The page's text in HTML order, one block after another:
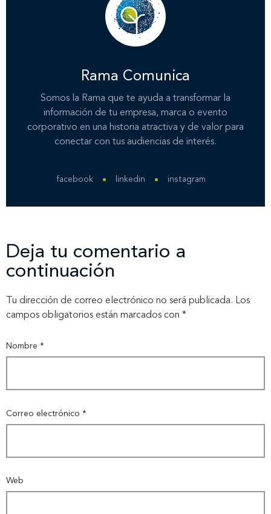
Nosotros
Nuestros servicios
Contáctanos
Rama Comunica
Somos la Rama que te ayuda a transformar la
información de tu empresa, marca o evento
corporativo en una historia atractiva y de valor para
conectar con tus audiencias de interés.
facebook linkedin instagram
Deja tu comentario a
continuación
Tu dirección de correo electrónico no será publicada. Los
campos obligatorios están marcados con *
Nombre *
Correo electrónico *
Web